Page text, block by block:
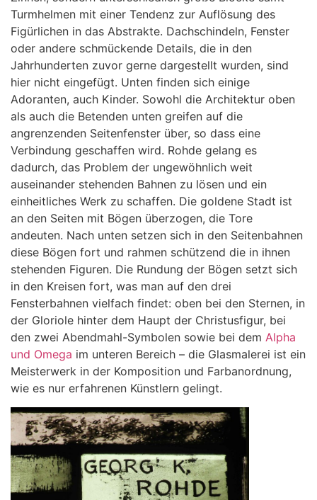
Turmhelmen mit einer Tendenz zur Auflösung des
Figürlichen in das Abstrakte. Dachschindeln, Fenster
oder andere schmückende Details, die in den
Jahrhunderten zuvor gerne dargestellt wurden, sind
hier nicht eingefügt. Unten finden sich einige
Adoranten, auch Kinder. Sowohl die Architektur oben
als auch die Betenden unten greifen auf die
angrenzenden Seitenfenster über, so dass eine
Verbindung geschaffen wird. Rohde gelang es
dadurch, das Problem der ungewöhnlich weit
auseinander stehenden Bahnen zu lösen und ein
einheitliches Werk zu schaffen. Die goldene Stadt ist
an den Seiten mit Bögen überzogen, die Tore
andeuten. Nach unten setzen sich in den Seitenbahnen
diese Bögen fort und rahmen schützend die in ihnen
stehenden Figuren. Die Rundung der Bögen setzt sich
in den Kreisen fort, was man auf den drei
Fensterbahnen vielfach findet: oben bei den Sternen, in
der Gloriole hinter dem Haupt der Christusfigur, bei
den zwei Abendmahl-Symbolen sowie bei dem Alpha
und Omega im unteren Bereich – die Glasmalerei ist ein
Meisterwerk in der Komposition und Farbanordnung,
wie es nur erfahrenen Künstlern gelingt.